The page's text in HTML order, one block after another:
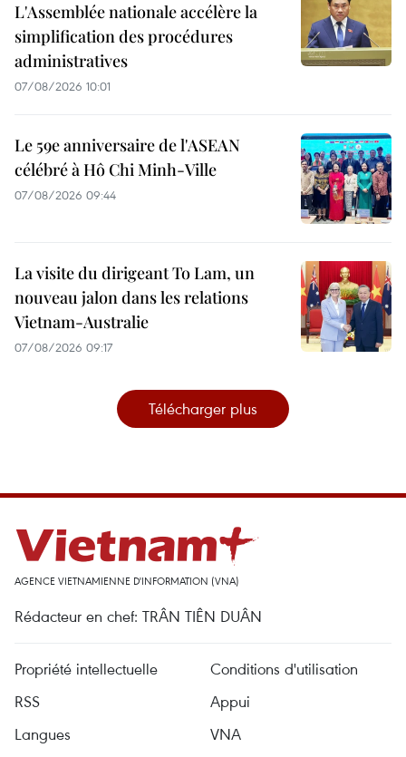
L'Assemblée nationale accélère la
simplification des procédures
administratives
07/08/2026 10:01
Le 59e anniversaire de l'ASEAN
célébré à Hô Chi Minh-Ville
07/08/2026 09:44
La visite du dirigeant To Lam, un
nouveau jalon dans les relations
Vietnam-Australie
07/08/2026 09:17
Télécharger plus
AGENCE VIETNAMIENNE D'INFORMATION (VNA)
Rédacteur en chef: TRÂN TIÊN DUÂN
Propriété intellectuelle
Conditions d'utilisation
RSS
Appui
Langues
VNA